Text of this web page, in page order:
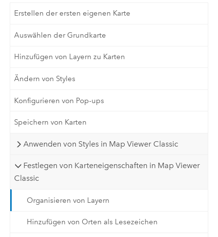
Erstellen der ersten eigenen Karte
Auswählen der Grundkarte
Hinzufügen von Layern zu Karten
Ändern von Styles
Konfigurieren von Pop-ups
Speichern von Karten
Anwenden von Styles in Map Viewer Classic
Festlegen von Karteneigenschaften in Map Viewer
Classic
Organisieren von Layern
Hinzufügen von Orten als Lesezeichen